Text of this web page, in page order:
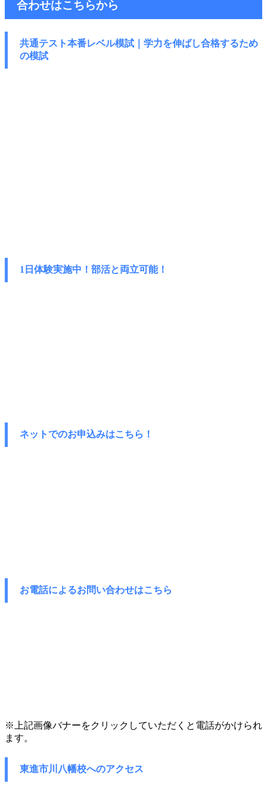
合わせはこちらから
共通テスト本番レベル模試｜学力を伸ばし合格するため
の模試
1日体験実施中！部活と両立可能！
ネットでのお申込みはこちら！
お電話によるお問い合わせはこちら
※上記画像バナーをクリックしていただくと電話がかけられ
ます。
東進市川八幡校へのアクセス